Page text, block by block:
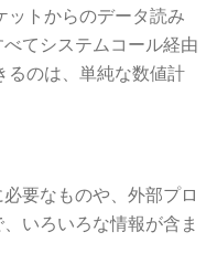
ットからのデータ読み
てシステムコール経由
るのは、単純な数値計
要なものや、外部プロ
いろいろな情報が含ま